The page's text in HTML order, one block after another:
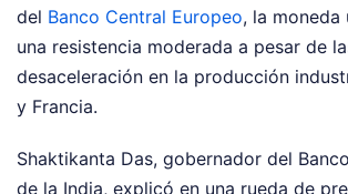
del Banco Central Europeo, la moneda
una resistencia moderada a pesar de
desaceleración en la producción
y Francia.
Shaktikanta Das, gobernador del
de la India, explicó en una rueda de